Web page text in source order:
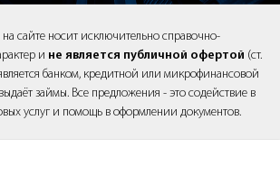
сайте носит исключительно справочно-
и не является публичной офертой (ст.
банком, кредитной или микрофинансовой
займы. Все предложения - это содействие в
услуг и помощь в оформлении документов.